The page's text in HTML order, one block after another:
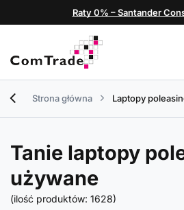
Raty 0% – Santander
Strona główna Laptopy
Tanie laptopy
używane
(ilość produktów: 1628)